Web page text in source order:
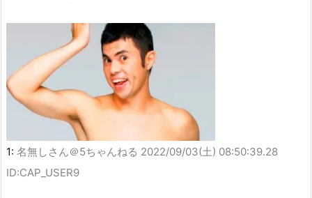
1: 名無しさん＠5ちゃんねる 2022/09/03(土) 08:50:39.28
ID:CAP_USER9